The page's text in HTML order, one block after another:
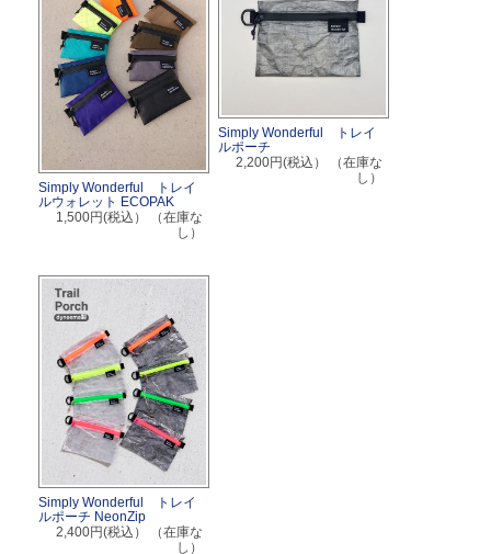
Simply Wonderful トレイ
ルウォレット ECOPAK
1,500円(税込）
（在庫な
し）
Simply Wonderful トレイ
ルポーチ
2,200円(税込）
（在庫な
し）
Simply Wonderful トレイ
ルポーチ NeonZip
2,400円(税込）
（在庫な
し）